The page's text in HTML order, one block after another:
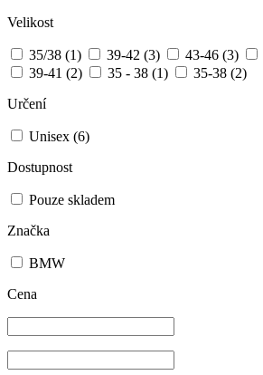
Velikost
35/38 (1) 39-42 (3) 43-46 (3)
39-41 (2) 35 - 38 (1) 35-38 (2)
Určení
Unisex (6)
Dostupnost
Pouze skladem
Značka
BMW
Cena